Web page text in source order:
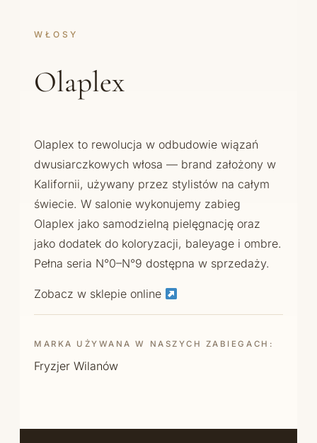
WŁOSY
Olaplex
Olaplex to rewolucja w odbudowie wiązań
dwusiarczkowych włosa — brand założony w
Kalifornii, używany przez stylistów na całym
świecie. W salonie wykonujemy zabieg
Olaplex jako samodzielną pielęgnację oraz
jako dodatek do koloryzacji, baleyage i ombre.
Pełna seria N°0–N°9 dostępna w sprzedaży.
Zobacz w sklepie online
MARKA UŻYWANA W NASZYCH ZABIEGACH:
Fryzjer Wilanów